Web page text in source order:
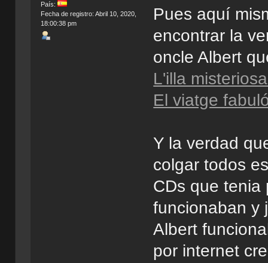
País:
Fecha de registro: Abril 10, 2020,
18:00:38 pm
Pues aquí
encontrar la
oncle Albert
L'illa
El viatge
Y la verdad
colgar todos
CDs que tenia
funcionaban y
Albert
por internet